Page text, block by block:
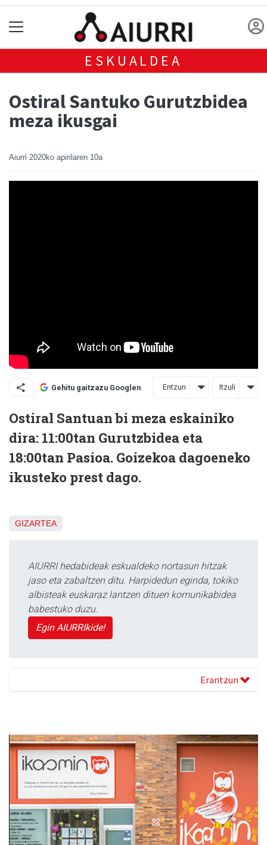
ESKUALDEA
Ostiral Santuko Gurutzbidea
meza ikusgai
Aiurri 2020ko apirilaren 10a
Gehitu gaitzazu Googlen Entzun Itzuli
Ostiral Santuan bi meza eskainiko
dira: 11:00tan Gurutzbidea eta
18:00tan Pasioa. Goizekoa dagoeneko
ikusteko prest dago.
GIZARTEA
AIURRI hedabideak eskualdeko nortasun hitzak
jaso eta zabaltzen ditu. Harpidedun eginda, tokiko
albisteak euskaraz lantzen dituen komunikabidea
babestuko duzu.
Egin AIURRIkide!
Erantzun